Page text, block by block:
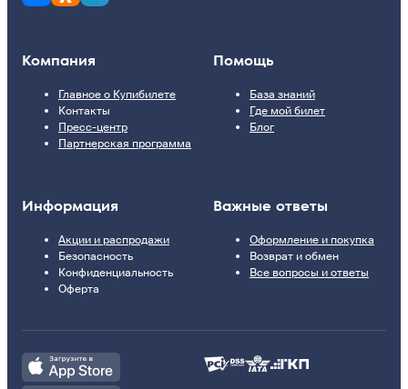
Компания
Главное о Купибилете
Контакты
Пресс-центр
Партнерская программа
Помощь
База знаний
Где мой билет
Блог
Информация
Акции и распродажи
Безопасность
Конфиденциальность
Оферта
Важные ответы
Оформление и покупка
Возврат и обмен
Все вопросы и ответы